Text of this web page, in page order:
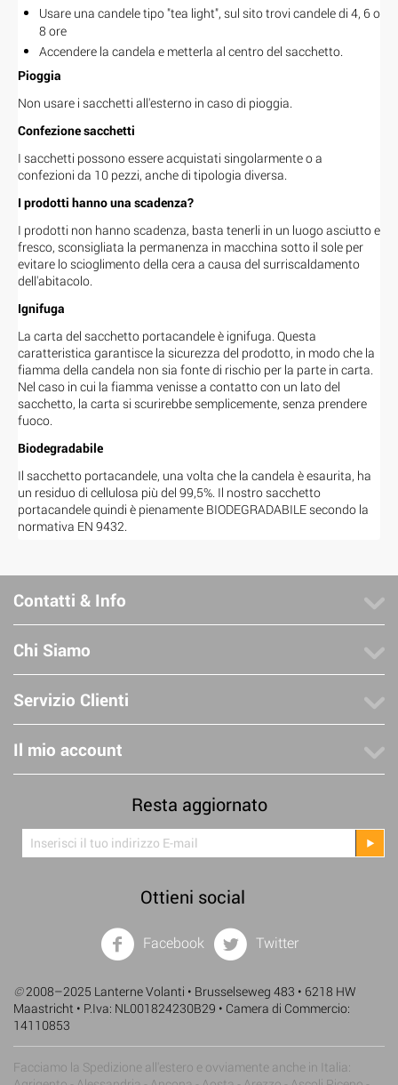
Usare una candele tipo "tea light", sul sito trovi candeledi 4, 6 o
8 ore
Accendere la candela e metterla al centro del sacchetto.
Pioggia
Non usare i sacchetti all'esterno in caso di pioggia.
Confezione sacchetti
I sacchetti possono essere acquistati singolarmente o a
confezioni da 10 pezzi, anche di tipologia diversa.
I prodotti hanno una scadenza?
I prodotti non hanno scadenza, basta tenerli in un luogo asciutto e
fresco, sconsigliata la permanenza in macchina sotto il sole per
evitare lo scioglimento della cera a causa del surriscaldamento
dell'abitacolo.
Ignifuga
La carta del sacchetto portacandele è ignifuga. Questa
caratteristica garantisce la sicurezza del prodotto, in modo che la
fiamma della candela non sia fonte di rischio per la parte in carta.
Nel caso in cui la fiamma venisse a contatto con un lato del
sacchetto, la carta si scurirebbe semplicemente, senza prendere
fuoco.
Biodegradabile
Il sacchetto portacandele, una volta che la candela è esaurita, ha
un residuo di cellulosa più del 99,5%. Il nostro sacchetto
portacandele quindi è pienamente BIODEGRADABILE secondo la
normativa EN 9432.
Contatti & Info
Chi Siamo
Servizio Clienti
Il mio account
Resta aggiornato
Ottieni social
Facebook Twitter
©2008–2025 Lanterne Volanti • Brusselseweg 483 • 6218 HW
Maastricht • P.Iva: NL001824230B29 • Camera di Commercio:
14110853
Facciamo la Spedizione all'estero e ovviamente anche in Italia: